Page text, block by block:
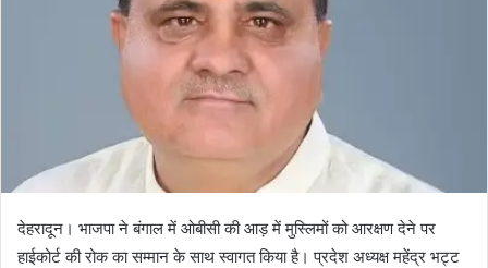
m
a
i
l
देहरादून। भाजपा ने बंगाल में ओबीसी की आड़ में मुस्लिमों को आरक्षण देने पर
हाईकोर्ट की रोक का सम्मान के साथ स्वागत किया है। प्रदेश अध्यक्ष महेंद्र भट्ट